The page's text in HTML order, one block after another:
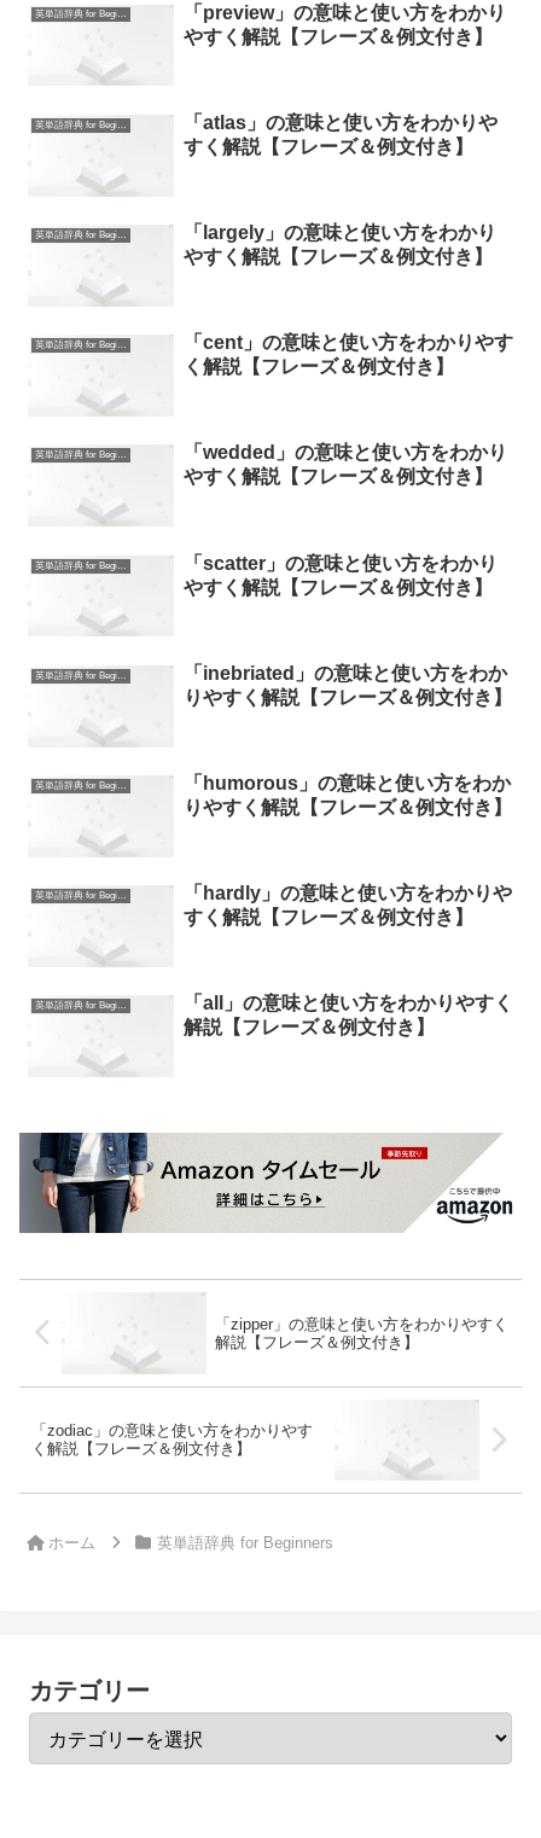
英単語辞典 for Beginners
「preview」の意味と使い方をわかり
やすく解説【フレーズ＆例文付き】
英単語辞典 for Beginners
「atlas」の意味と使い方をわかりや
すく解説【フレーズ＆例文付き】
英単語辞典 for Beginners
「largely」の意味と使い方をわかり
やすく解説【フレーズ＆例文付き】
英単語辞典 for Beginners
「cent」の意味と使い方をわかりやす
く解説【フレーズ＆例文付き】
英単語辞典 for Beginners
「wedded」の意味と使い方をわかり
やすく解説【フレーズ＆例文付き】
英単語辞典 for Beginners
「scatter」の意味と使い方をわかり
やすく解説【フレーズ＆例文付き】
英単語辞典 for Beginners
「inebriated」の意味と使い方をわか
りやすく解説【フレーズ＆例文付き】
英単語辞典 for Beginners
「humorous」の意味と使い方をわか
りやすく解説【フレーズ＆例文付き】
英単語辞典 for Beginners
「hardly」の意味と使い方をわかりや
すく解説【フレーズ＆例文付き】
英単語辞典 for Beginners
「all」の意味と使い方をわかりやすく
解説【フレーズ＆例文付き】
「zipper」の意味と使い方をわかりやすく
解説【フレーズ＆例文付き】
「zodiac」の意味と使い方をわかりやす
く解説【フレーズ＆例文付き】
ホーム 英単語辞典 for Beginners
カテゴリー